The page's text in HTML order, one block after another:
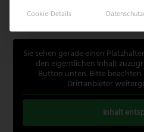
Spirituosen
Sie sehen gerade einen
den eigentlichen Inhalt
Button unten. Bitte beachten
Drittanbieter
Inhalt
Cookie-Details